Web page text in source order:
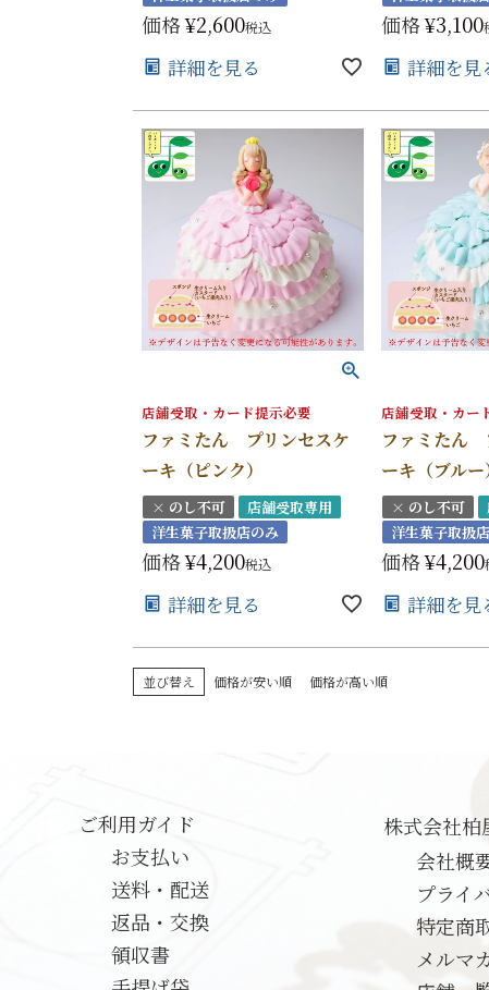
価格¥2,600税込
詳細を見る
価格¥3,100
詳細を見
店舗受取・カード提示必要
ファミたん プリンセスケ
ーキ（ピンク）
× のし不可
店舗受取専用
洋生菓子取扱店のみ
価格¥4,200税込
詳細を見る
店舗受取・カー
ファミたん
ーキ（ブルー
× のし不可
洋生菓子取扱
価格¥4,200
詳細を見
並び替え 価格が安い順 価格が高い順
ご利用ガイド
お支払い
送料・配送
返品・交換
領収書
株式会社柏
会社概
プライ
特定商
メルマ